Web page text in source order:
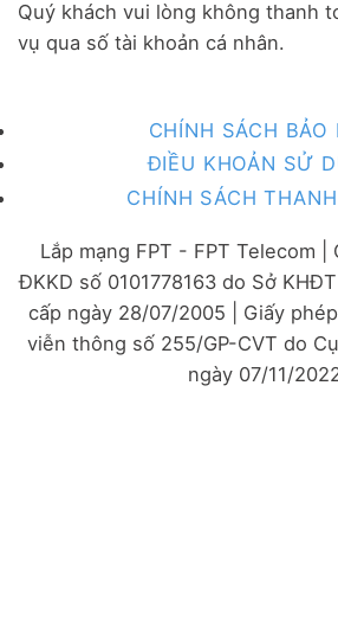
Quý khách vui lòng không thanh
vụ qua số tài khoản cá nhân.
CHÍNH SÁCH BẢO
ĐIỀU KHOẢN SỬ
CHÍNH SÁCH
Lắp mạng FPT - FPT Telecom |
ĐKKD số 0101778163 do Sở
cấp ngày 28/07/2005 | Giấy
viễn thông số 255/GP-CVT do
ngày 07/11/